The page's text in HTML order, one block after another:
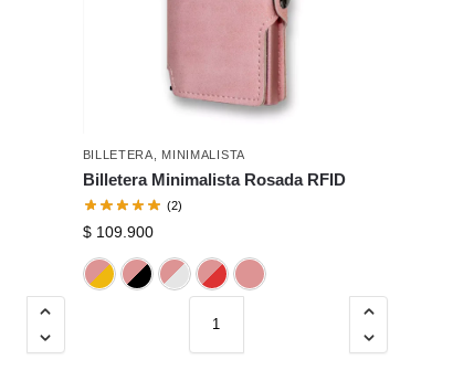
Rosado
BILLETERA MINIMALISTA
Billetera Minimalista Rosada RFID
(2)
$109.900
DoradoNegro